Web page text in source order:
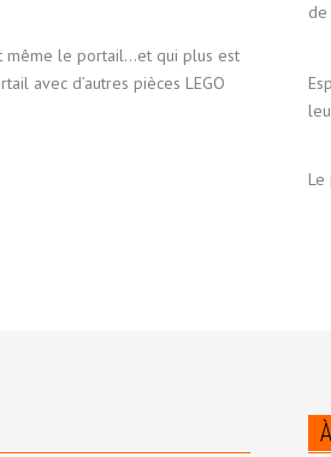
même le portail…et qui plus est
avec d’autres pièces LEGO
de